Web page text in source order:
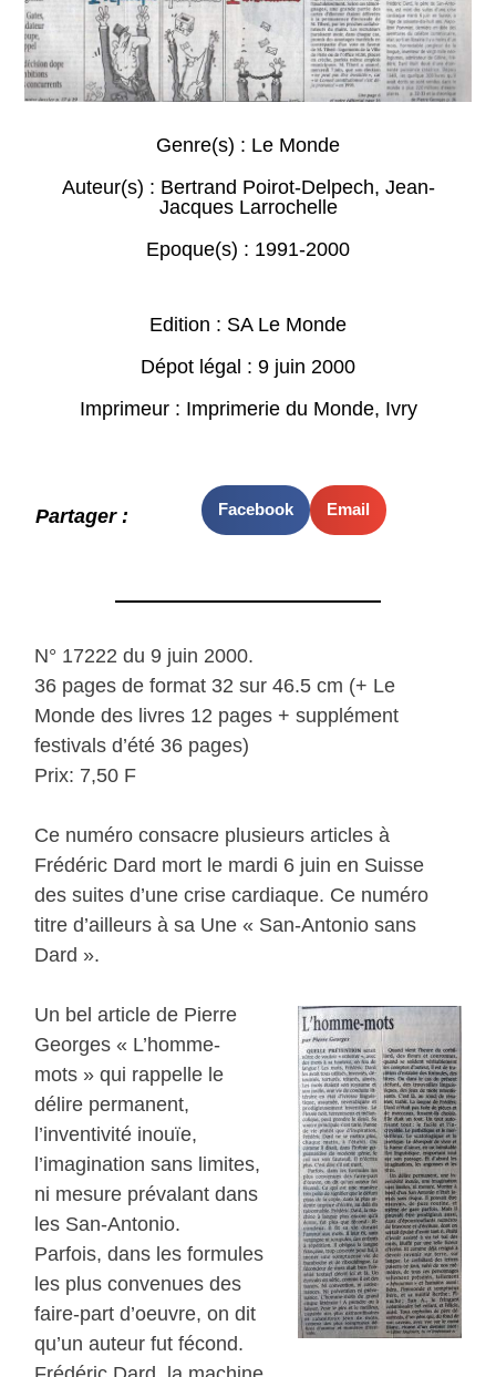
Genre(s) : Le Monde
Auteur(s) : Bertrand Poirot-Delpech, Jean-
Jacques Larrochelle
Epoque(s) : 1991-2000
Edition : SA Le Monde
Dépot légal : 9 juin 2000
Imprimeur : Imprimerie du Monde, Ivry
Partager : Facebook Email
N° 17222 du 9 juin 2000.
36 pages de format 32 sur 46.5 cm (+ Le
Monde des livres 12 pages + supplément
festivals d’été 36 pages)
Prix: 7,50 F
Ce numéro consacre plusieurs articles à
Frédéric Dard mort le mardi 6 juin en Suisse
des suites d’une crise cardiaque. Ce numéro
titre d’ailleurs à sa Une « San-Antonio sans
Dard ».
Un bel article de Pierre
Georges « L’homme-
mots » qui rappelle le
délire permanent,
l’inventivité inouïe,
l’imagination sans limites,
ni mesure prévalant dans
les San-Antonio.
Parfois, dans les formules
les plus convenues des
faire-part d’oeuvre, on dit
qu’un auteur fut fécond.